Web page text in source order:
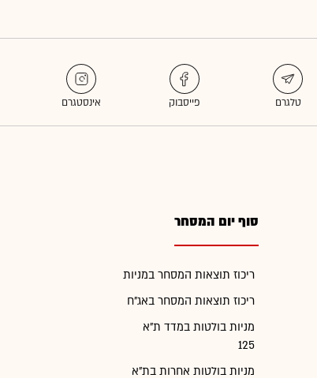
סוף יום המסחר
ריכוז תוצאות המסחר במניות
ריכוז תוצאות המסחר באג"ח
מניות בולטות במדד ת"א
125
מניות בולטות אחרות בת"א